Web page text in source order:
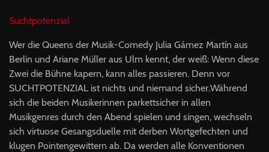
Suchtpotenzial
Wer die Queens der Musik-Comedy Julia Gámez Martín aus
Berlin und Ariane Müller aus Ulm kennt, der weiß: Wenn diese
Zwei die Bühne kapern, kann alles passieren. Denn vor
SUCHTPOTENZIAL ist nichts und niemand sicher.Während
sich die beiden Musikerinnen parkettsicher in allen
Musikgenres durch den Abend spielen und singen, wechseln
sich virtuose Gesangsduelle mit derben Wortgefechten und
klugen Pointengewittern ab. Da werden alle Konventionen